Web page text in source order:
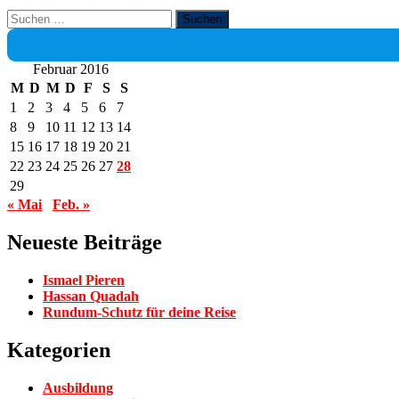
Suchen
nach:
Februar 2016
M D M D F S
S
1
2 3 4 5 6
7
8
9 10 11 12 13 14
15 16 17 18 19 20 21
22 23 24 25 26 27 28
29
« Mai
Feb. »
Neueste Beiträge
Ismael Pieren
Hassan Quadah
Rundum-Schutz für deine Reise
Kategorien
Ausbildung